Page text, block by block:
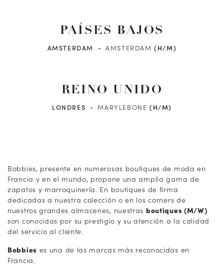
PAÍSES BAJOS
AMSTERDAM AMSTERDAM(H/M)
REINO UNIDO
LONDRES MARYLEBONE(H/M)
Bobbies, presente en numerosas boutiques de moda en
Francia y en el mundo, propone una amplia gama de
zapatos y marroquinería. En boutiques de firma
dedicadas a nuestra colección o en los corners de
nuestros grandes almacenes, nuestras boutiques (M/W)
son conocidas por su prestigio y su atención a la calidad
del servicio al cliente.
Bobbies es una de las marcas más reconocidas en
Francia.